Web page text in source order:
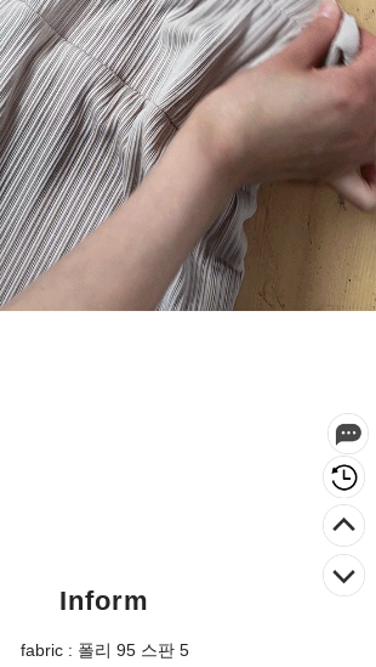
Inform
fabric : 폴리 95 스판 5